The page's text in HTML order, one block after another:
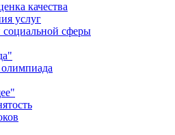
качества
услуг
социальной сферы